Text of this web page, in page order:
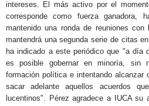
intereses. El más activo por el
corresponde como fuerza
mantenido una ronda de reuniones
mantendrá una segunda serie de citas
ha indicado a este periódico que "a día
es posible gobernar en minoría, sin
formación política e intentando alcanzar
sacar adelante aquellos acuerdos
lucentinos". Pérez agradece a IUCA su